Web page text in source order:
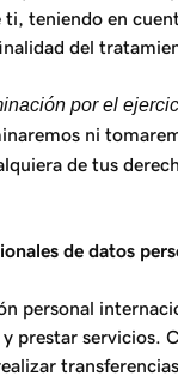
ti, teniendo en
del
por el
ni
de tus
de datos
personal
prestar servicios.